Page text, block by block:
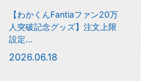
【わかくんFantiaファン20万
人突破記念グッズ】注文上限
設定...
2026.06.18